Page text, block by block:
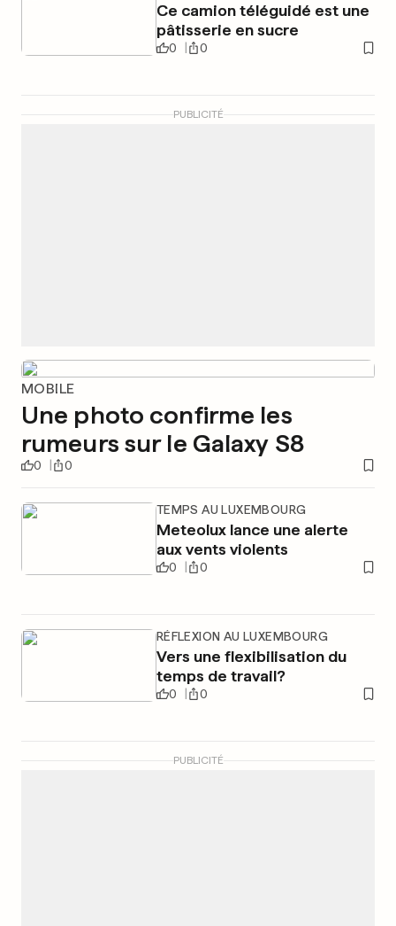
Ce camion téléguidé est une
pâtisserie en sucre
0 0
PUBLICITÉ
MOBILE
Une photo confirme les
rumeurs sur le Galaxy S8
0 0
TEMPS AU LUXEMBOURG
Meteolux lance une alerte
aux vents violents
0 0
RÉFLEXION AU LUXEMBOURG
Vers une flexibilisation du
temps de travail?
0 0
PUBLICITÉ